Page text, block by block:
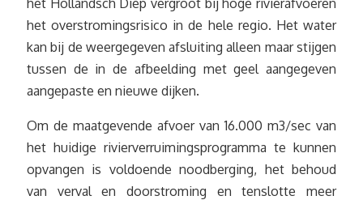
het overstromingsrisico in de hele regio. Het water
kan bij de weergegeven afsluiting alleen maar stijgen
tussen de in de afbeelding met geel aangegeven
aangepaste en nieuwe dijken.
Om de maatgevende afvoer van 16.000 m3/sec van
het huidige rivierverruimingsprogramma te kunnen
opvangen is voldoende noodberging, het behoud
van verval en doorstroming en tenslotte meer